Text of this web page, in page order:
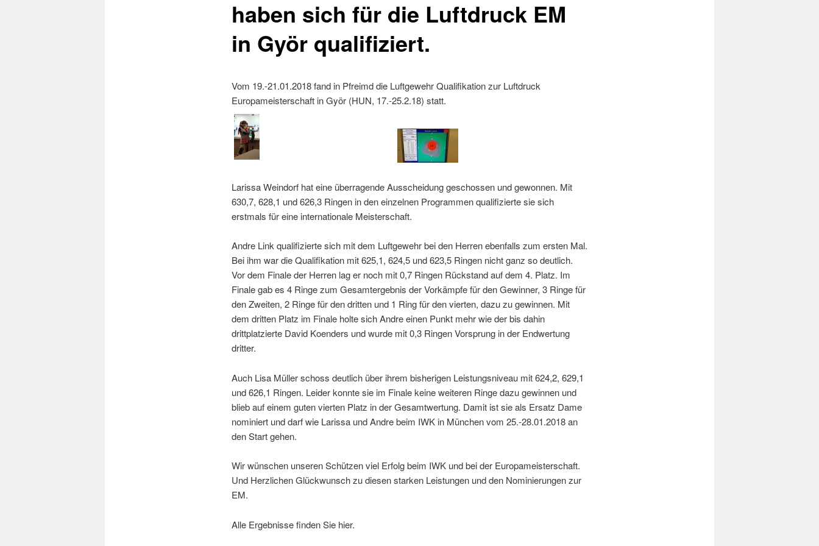
haben sich für die Luftdruck EM
in Györ qualifiziert.
Vom 19.-21.01.2018 fand in Pfreimd die Luftgewehr Qualifikation zur Luftdruck
Europameisterschaft in Györ (HUN, 17.-25.2.18) statt.
Larissa Weindorf hat eine überragende Ausscheidung geschossen und gewonnen. Mit
630,7, 628,1 und 626,3 Ringen in den einzelnen Programmen qualifizierte sie sich
erstmals für eine internationale Meisterschaft.
Andre Link qualifizierte sich mit dem Luftgewehr bei den Herren ebenfalls zum ersten Mal.
Bei ihm war die Qualifikation mit 625,1, 624,5 und 623,5 Ringen nicht ganz so deutlich.
Vor dem Finale der Herren lag er noch mit 0,7 Ringen Rückstand auf dem 4. Platz. Im
Finale gab es 4 Ringe zum Gesamtergebnis der Vorkämpfe für den Gewinner, 3 Ringe für
den Zweiten, 2 Ringe für den dritten und 1 Ring für den vierten, dazu zu gewinnen. Mit
dem dritten Platz im Finale holte sich Andre einen Punkt mehr wie der bis dahin
drittplatzierte David Koenders und wurde mit 0,3 Ringen Vorsprung in der Endwertung
dritter.
Auch Lisa Müller schoss deutlich über ihrem bisherigen Leistungsniveau mit 624,2, 629,1
und 626,1 Ringen. Leider konnte sie im Finale keine weiteren Ringe dazu gewinnen und
blieb auf einem guten vierten Platz in der Gesamtwertung. Damit ist sie als Ersatz Dame
nominiert und darf wie Larissa und Andre beim IWK in München vom 25.-28.01.2018 an
den Start gehen.
Wir wünschen unseren Schützen viel Erfolg beim IWK und bei der Europameisterschaft.
Und Herzlichen Glückwunsch zu diesen starken Leistungen und den Nominierungen zur
EM.
Alle Ergebnisse finden Sie hier.